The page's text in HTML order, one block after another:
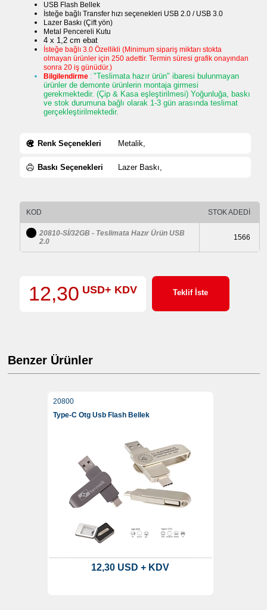
USB Flash Bellek
İsteğe bağlı Transfer hızı seçenekleri USB 2.0 / USB 3.0
Lazer Baskı (Çift yön)
Metal Pencereli Kutu
4 x 1,2 cm ebat
İsteğe bağlı 3.0 Özellikli (Minimum sipariş miktarı stokta
olmayan ürünler için 250 adettir. Termin süresi grafik onayından
sonra 20 iş günüdür.)
Bilgilendirme : "Teslimata hazır ürün" ibaresi bulunmayan
ürünler de demonte ürünlerin montaja girmesi
gerekmektedir. (Çip & Kasa eşleştirilmesi) Yoğunluğa, baskı
ve stok durumuna bağlı olarak 1-3 gün arasında teslimat
gerçekleştirilmektedir.
Renk Seçenekleri Metalik,
Baskı Seçenekleri Lazer Baskı,
KOD STOK ADEDİ
20810-Sİ/32GB - Teslimata Hazır Ürün USB
2.0
1566
12,30 USD+ KDV Teklif İste
Benzer Ürünler
20800
Type-C Otg Usb Flash Bellek
12,30 USD + KDV